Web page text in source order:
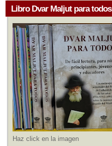
Libro Dvar Maljut para todos
Haz click en la imagen